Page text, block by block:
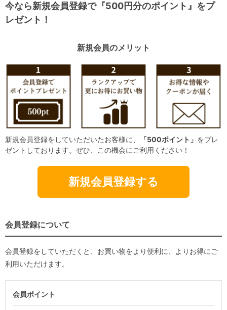
今なら新規会員登録で『500円分のポイント』をプ
レゼント！
新規会員のメリット
新規会員登録をしていただいたお客様に、 「500ポイント」 をプレ
ゼントしております。ぜひ、この機会にご利用ください！
新規会員登録する
会員登録について
会員登録をしていただくと、お買い物をより便利に、よりお得にご
利用いただけます。
会員ポイント